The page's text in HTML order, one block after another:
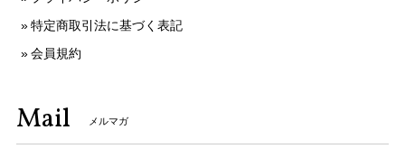
特定商取引法に基づく表記
会員規約
Mail メルマガ